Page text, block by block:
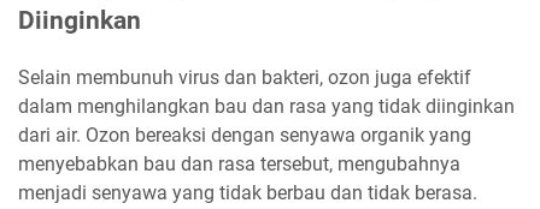
Diinginkan
Selain membunuh virus dan bakteri, ozon juga efektif
dalam menghilangkan bau dan rasa yang tidak diinginkan
dari air. Ozon bereaksi dengan senyawa organik yang
menyebabkan bau dan rasa tersebut, mengubahnya
menjadi senyawa yang tidak berbau dan tidak berasa.